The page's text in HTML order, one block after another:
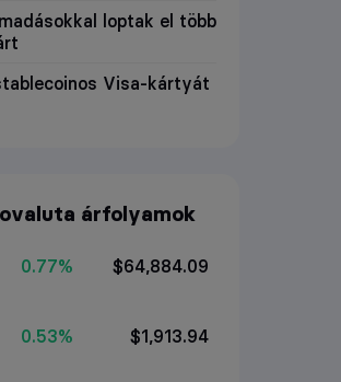
loptak el több
Visa-kártyát
árfolyamok
0.77% $64,884.09
0.53% $1,913.94